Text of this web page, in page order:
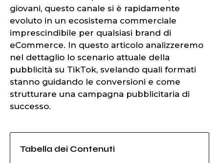
giovani, questo canale si è rapidamente
evoluto in un ecosistema commerciale
imprescindibile per qualsiasi brand di
eCommerce. In questo articolo analizzeremo
nel dettaglio lo scenario attuale della
pubblicità su TikTok, svelando quali formati
stanno guidando le conversioni e come
strutturare una campagna pubblicitaria di
successo.
Tabella dei Contenuti